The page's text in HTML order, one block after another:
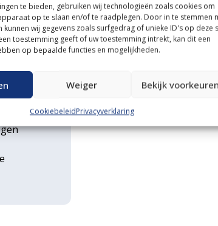
te bieden, gebruiken wij technologieën zoals cookies om
op te slaan en/of te raadplegen. Door in te stemmen
kunnen wij gegevens zoals surfgedrag of unieke ID's op deze
toestemming geeft of uw toestemming intrekt, kan dit een
op bepaalde functies en mogelijkheden.
Weiger Bekijk
CookiebeleidPrivacyverklaring